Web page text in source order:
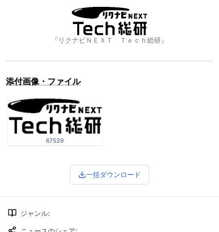
『リクナビＮＥＸＴ Ｔｅｃｈ総研』
添付画像・ファイル
67539
一括ダウンロード
ジャンル: